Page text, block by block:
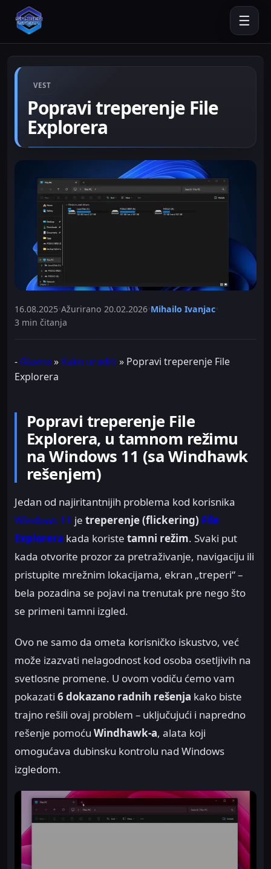
☰
VEST
Popravi treperenje File
Explorera
16.08.2025 Ažurirano 20.02.2026 Mihailo Ivanjac
3 min čitanja
- Glavna » Kako uraditi » Popravi treperenje File
Explorera
Popravi treperenje File
Explorera, u tamnom režimu
na Windows 11 (sa Windhawk
rešenjem)
Jedan od najiritantnijih problema kod korisnika
Windows 11 je treperenje (flickering) File
Explorera kada koriste tamni režim. Svaki put
kada otvorite prozor za pretraživanje, navigaciju ili
pristupite mrežnim lokacijama, ekran „treperi“ –
bela pozadina se pojavi na trenutak pre nego što
se primeni tamni izgled.
Ovo ne samo da ometa korisničko iskustvo, već
može izazvati nelagodnost kod osoba osetljivih na
svetlosne promene. U ovom vodiču ćemo vam
pokazati 6 dokazano radnih rešenja kako biste
trajno rešili ovaj problem – uključujući i napredno
rešenje pomoću Windhawk-a, alata koji
omogućava dubinsku kontrolu nad Windows
izgledom.